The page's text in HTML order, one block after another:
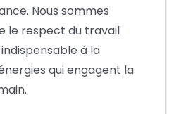
Nous sommes
le respect du travail
à la
qui engagent la